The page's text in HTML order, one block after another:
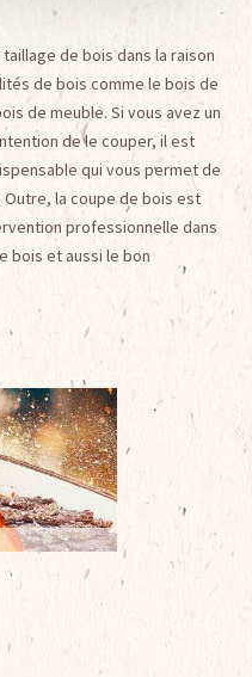
de bois dans la raison
de bois comme le bois de
de meuble. Si vous avez un
de le couper, il est
qui vous permet de
la coupe de bois est
professionnelle dans
bois et aussi le bon